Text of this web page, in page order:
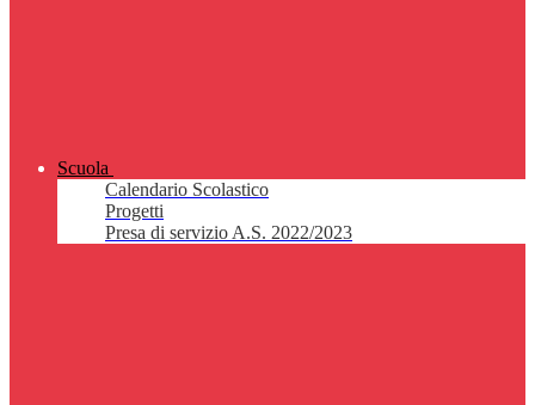
Scuola
Calendario Scolastico
Progetti
Presa di servizio A.S. 2022/2023